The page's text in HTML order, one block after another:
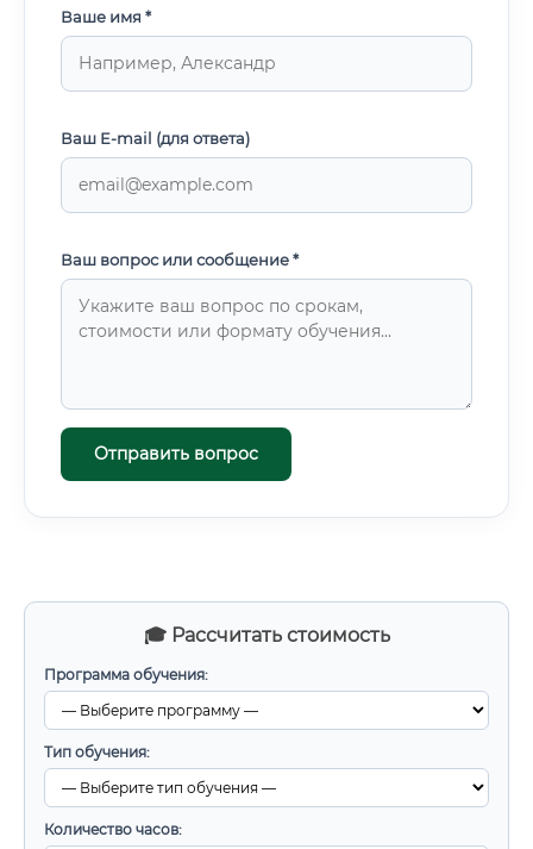
🎓 Рассчитать стоимость
Программа обучения:
Тип обучения:
Количество часов:
Ваше имя *
Ваш E-mail (для ответа)
Ваш вопрос или сообщение *
Отправить вопрос